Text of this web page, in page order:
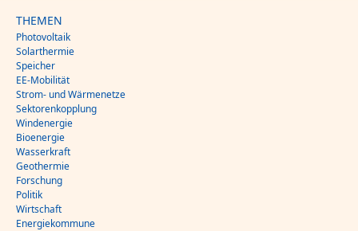
THEMEN
Photovoltaik
Solarthermie
Speicher
EE-Mobilität
Strom- und Wärmenetze
Sektorenkopplung
Windenergie
Bioenergie
Wasserkraft
Geothermie
Forschung
Politik
Wirtschaft
Energiekommune